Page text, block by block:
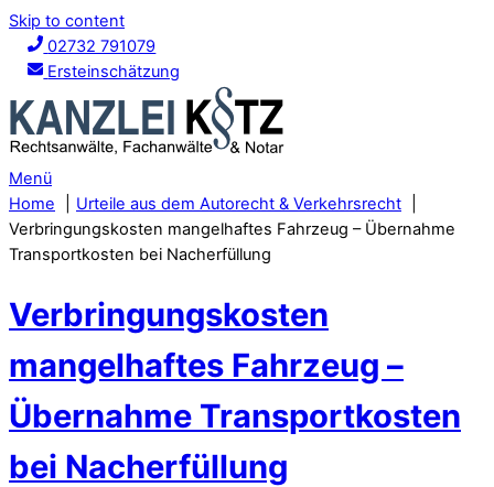
Skip to content
02732 791079
Ersteinschätzung
Menü
Home
Urteile aus dem Autorecht & Verkehrsrecht
Verbringungskosten mangelhaftes Fahrzeug – Übernahme
Transportkosten bei Nacherfüllung
Verbringungskosten
mangelhaftes Fahrzeug –
Übernahme Transportkosten
bei Nacherfüllung